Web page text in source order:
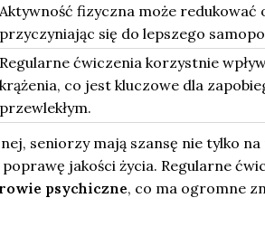
Aktywność fizyczna może redukować
przyczyniając się do lepszego
Regularne ćwiczenia korzystnie
krążenia, co jest kluczowe dla
przewlekłym.
seniorzy mają szansę nie tylko
jakości życia. Regularne
psychiczne, co ma ogromne